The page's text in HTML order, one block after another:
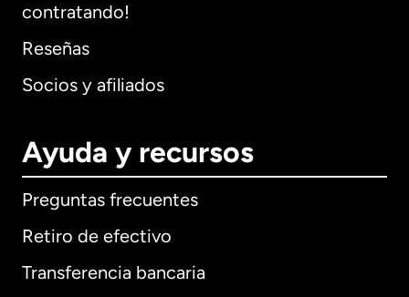
contratando!
Reseñas
Socios y afiliados
Ayuda y recursos
Preguntas frecuentes
Retiro de efectivo
Transferencia bancaria